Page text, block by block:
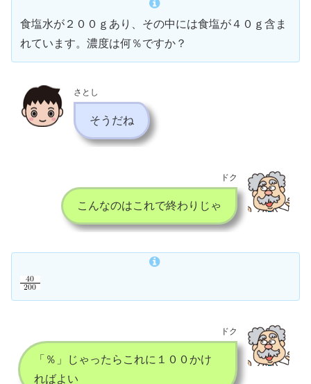
食塩水が２００ｇあり、その中には食塩が４０ｇ含ま
れています。濃度は何％ですか？
さとし
そうだね
ドク
こんなのはこれで終わりじゃ
ドク
「％」じゃったらこれに１００かけ
ればよい